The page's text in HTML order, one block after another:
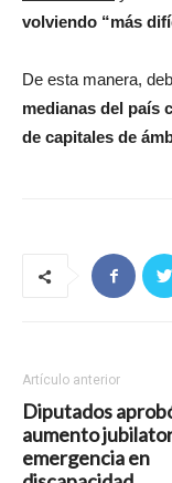
volviendo “más
De esta manera,
medianas del país
de capitales de
Artículo anterior
Diputados
aumento
emergencia en